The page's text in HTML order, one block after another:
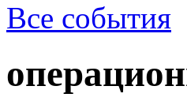
Все события